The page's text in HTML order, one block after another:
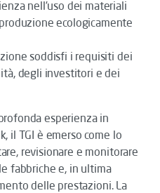
nell’uso dei materiali
ecologicamente
soddisfi i requisiti dei
degli investitori e dei
esperienza in
il TGI è emerso come lo
revisionare e monitorare
fabbriche e, in ultima
delle prestazioni. La